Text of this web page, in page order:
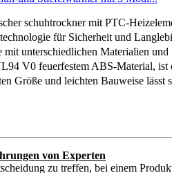
schuhtrockner mit PTC-
für Sicherheit und
mit unterschiedlichen Materialien und
V0 feuerfestem ABS-Material, ist
Größe und leichten Bauweise lässt
von Experten
zu treffen, bei einem